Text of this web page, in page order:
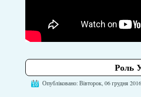
Роль
Опубліковано: Вівторок, 06 грудня